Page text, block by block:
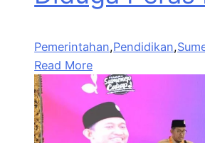
Pemerintahan,Pendidikan,
Read More